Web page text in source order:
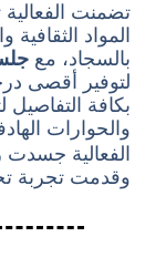
تضمنت
المواد
بالسجاد، مع
لتوفير أقصى
بكافة التفاصيل
والحوارات
الفعالية جسدت
وقدمت تجربة